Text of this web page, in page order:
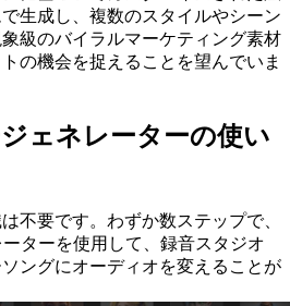
生成し、複数のスタイルやシーン
級のバイラルマーケティング素材
の機会を捉えることを望んでいま
ェネレーターの使い
不要です。わずか数ステップで、
ターを使用して、録音スタジオ
ングにオーディオを変えることが